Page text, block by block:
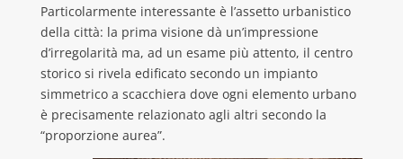
Particolarmente interessante è l’assetto urbanistico
della città: la prima visione dà un’impressione
d’irregolarità ma, ad un esame più attento, il centro
storico si rivela edificato secondo un impianto
simmetrico a scacchiera dove ogni elemento urbano
è precisamente relazionato agli altri secondo la
“proporzione aurea”.